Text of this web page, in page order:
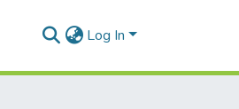
Log In